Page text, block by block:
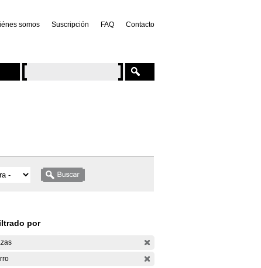
somos Suscripción FAQ Contacto
por